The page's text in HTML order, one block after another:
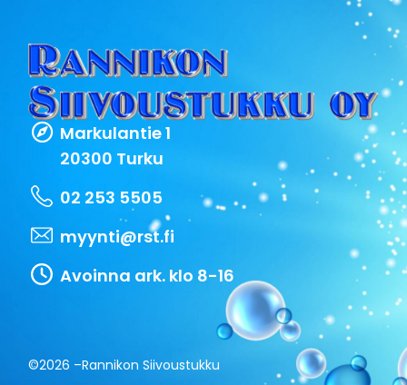
Markulantie 1
20300 Turku
02 253 5505
myynti@rst.fi
Avoinna ark. klo 8-16
©2026 –Rannikon Siivoustukku